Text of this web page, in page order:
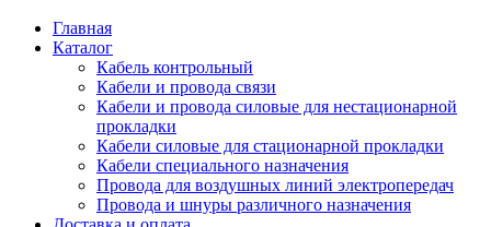
Главная
Каталог
Кабель контрольный
Кабели и провода связи
Кабели и провода силовые для нестационарной
прокладки
Кабели силовые для стационарной прокладки
Кабели специального назначения
Провода для воздушных линий электропередач
Провода и шнуры различного назначения